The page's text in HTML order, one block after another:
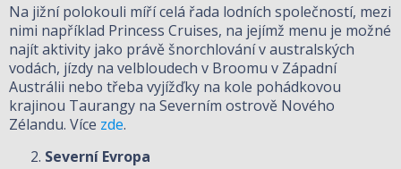
Na jižní polokouli míří celá řada lodních společností, mezi
nimi například Princess Cruises, na jejímž menu je možné
najít aktivity jako právě šnorchlování v australských
vodách, jízdy na velbloudech v Broomu v Západní
Austrálii nebo třeba vyjížďky na kole pohádkovou
krajinou Taurangy na Severním ostrově Nového
Zélandu. Více zde.
Severní Evropa